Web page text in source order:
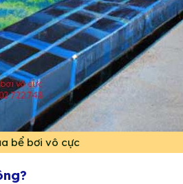
bể bơi vô cực